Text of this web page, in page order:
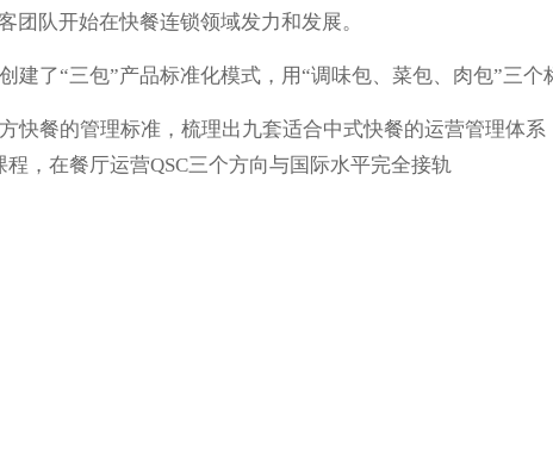
团队开始在快餐连锁领域发力和发展。
了“三包”产品标准化模式，用“调味包、菜包、肉包”三个
快餐的管理标准，梳理出九套适合中式快餐的运营管理体
，在餐厅运营QSC三个方向与国际水平完全接轨